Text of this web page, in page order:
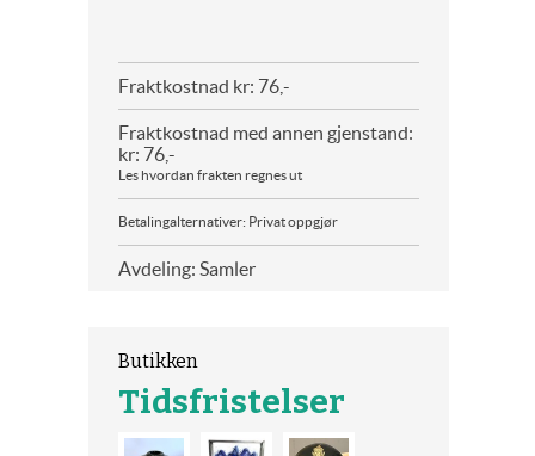
Fraktkostnad kr: 76,-
Fraktkostnad med annen gjenstand:
kr: 76,-
Les hvordan frakten regnes ut
Betalingalternativer: Privat oppgjør
Avdeling: Samler
Butikken
Tidsfristelser